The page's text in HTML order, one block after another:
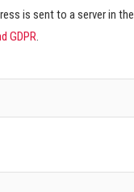
is sent to a server in
GDPR.